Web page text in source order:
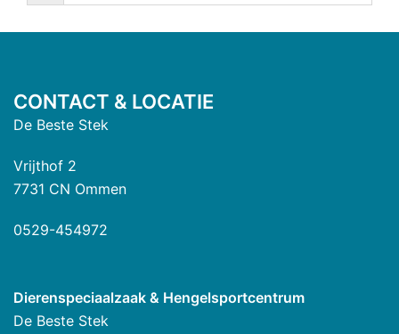
CONTACT & LOCATIE
De Beste Stek
Vrijthof 2
7731 CN Ommen
0529-454972
Dierenspeciaalzaak & Hengelsportcentrum
De Beste Stek